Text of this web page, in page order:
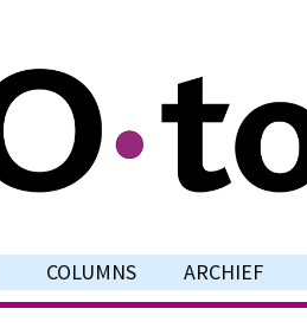
COLUMNS ARCHIEF